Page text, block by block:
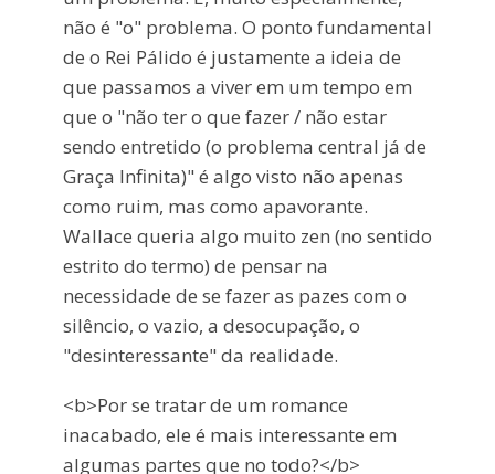
não é "o" problema. O ponto fundamental
de o Rei Pálido é justamente a ideia de
que passamos a viver em um tempo em
que o "não ter o que fazer / não estar
sendo entretido (o problema central já de
Graça Infinita)" é algo visto não apenas
como ruim, mas como apavorante.
Wallace queria algo muito zen (no sentido
estrito do termo) de pensar na
necessidade de se fazer as pazes com o
silêncio, o vazio, a desocupação, o
"desinteressante" da realidade.
<b>Por se tratar de um romance
inacabado, ele é mais interessante em
algumas partes que no todo?</b>